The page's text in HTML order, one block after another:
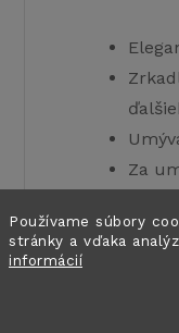
Používame súbory
stránky a vďaka
informácií
Za